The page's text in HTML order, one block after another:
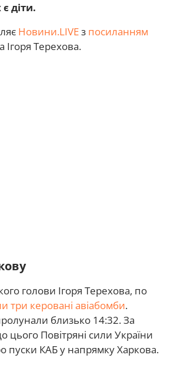
діти.
Новини.LIVEз посиланням
Ігоря Терехова.
голови Ігоря Терехова, по
три керовані авіабомби.
близько 14:32. За
цього Повітряні сили України
пуски КАБ у напрямку Харкова.